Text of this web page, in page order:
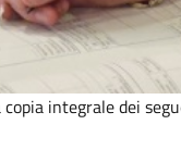
copia integrale dei